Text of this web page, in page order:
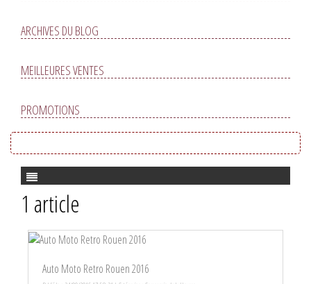
ARCHIVES DU BLOG
MEILLEURES VENTES
PROMOTIONS
1 article
Auto Moto Retro Rouen 2016